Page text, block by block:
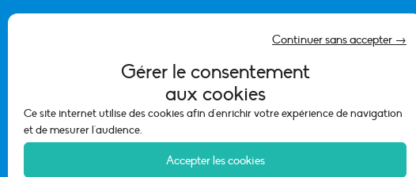
Gérer le consentement
aux cookies
Ce site internet utilise des cookies afin d'enrichir votre expérience de navigation
et de mesurer l'audience.
Accepter les cookies
Continuer sans accepter →
CONTACTER L’ÉQUIPE DU PÔLE